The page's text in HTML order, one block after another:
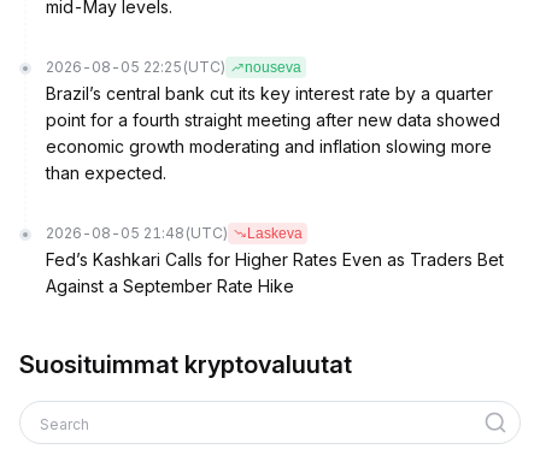
mid-May levels.
2026-08-05 22:25 (UTC) nouseva
Brazil’s central bank cut its key interest rate by a quarter
point for a fourth straight meeting after new data showed
economic growth moderating and inflation slowing more
than expected.
2026-08-05 21:48 (UTC) Laskeva
Fed’s Kashkari Calls for Higher Rates Even as Traders Bet
Against a September Rate Hike
Suosituimmat kryptovaluutat
Search